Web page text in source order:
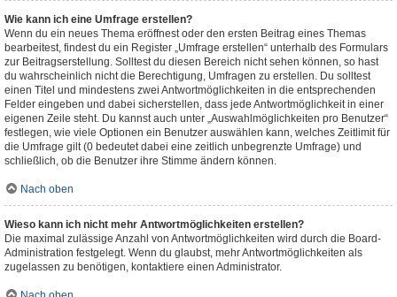
Wie kann ich eine Umfrage erstellen?
Wenn du ein neues Thema eröffnest oder den ersten Beitrag eines Themas
bearbeitest, findest du ein Register „Umfrage erstellen“ unterhalb des Formulars
zur Beitragserstellung. Solltest du diesen Bereich nicht sehen können, so hast
du wahrscheinlich nicht die Berechtigung, Umfragen zu erstellen. Du solltest
einen Titel und mindestens zwei Antwortmöglichkeiten in die entsprechenden
Felder eingeben und dabei sicherstellen, dass jede Antwortmöglichkeit in einer
eigenen Zeile steht. Du kannst auch unter „Auswahlmöglichkeiten pro Benutzer“
festlegen, wie viele Optionen ein Benutzer auswählen kann, welches Zeitlimit für
die Umfrage gilt (0 bedeutet dabei eine zeitlich unbegrenzte Umfrage) und
schließlich, ob die Benutzer ihre Stimme ändern können.
Nach oben
Wieso kann ich nicht mehr Antwortmöglichkeiten erstellen?
Die maximal zulässige Anzahl von Antwortmöglichkeiten wird durch die Board-
Administration festgelegt. Wenn du glaubst, mehr Antwortmöglichkeiten als
zugelassen zu benötigen, kontaktiere einen Administrator.